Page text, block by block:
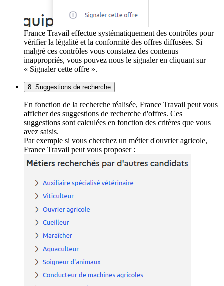
France Travail effectue systématiquement des contrôles pour
vérifier la légalité et la conformité des offres diffusées. Si
malgré ces contrôles vous constatez des contenus
inappropriés, vous pouvez nous le signaler en cliquant sur
« Signaler cette offre ».
8. Suggestions de recherche
En fonction de la recherche réalisée, France Travail peut vous
afficher des suggestions de recherche d'offres. Ces
suggestions sont calculées en fonction des critères que vous
avez saisis.
Par exemple si vous cherchez un métier d'ouvrier agricole,
France Travail peut vous proposer :